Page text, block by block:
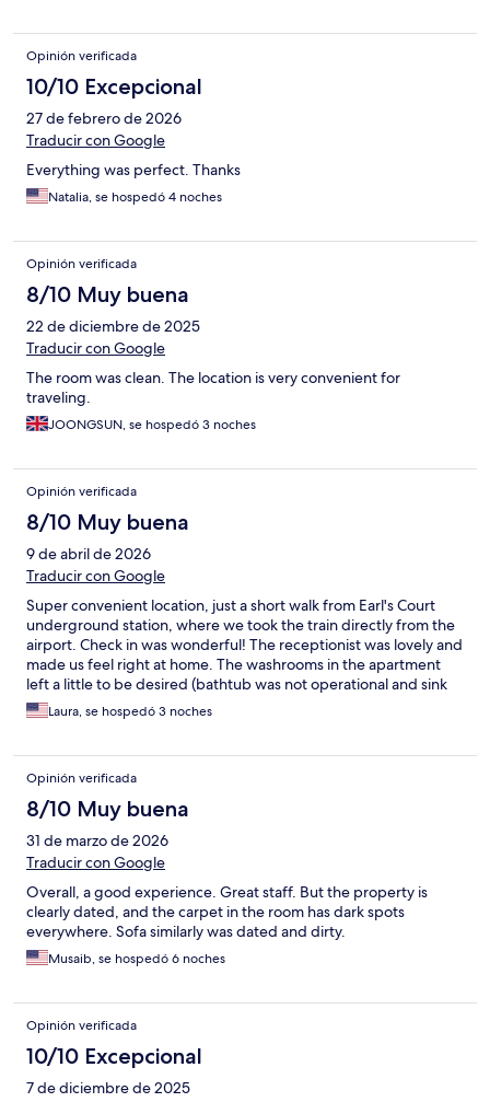
Opinión verificada
10/10 Excepcional
27 de febrero de 2026
Traducir con Google
Everything was perfect. Thanks
Natalia, se hospedó 4 noches
Opinión verificada
8/10 Muy buena
22 de diciembre de 2025
Traducir con Google
The room was clean. The location is very convenient for
traveling.
JOONGSUN, se hospedó 3 noches
Opinión verificada
8/10 Muy buena
9 de abril de 2026
Traducir con Google
Super convenient location, just a short walk from Earl's Court
underground station, where we took the train directly from the
airport. Check in was wonderful! The receptionist was lovely and
made us feel right at home. The washrooms in the apartment
left a little to be desired (bathtub was not operational and sink
stoppers did not work well) but otherwise very clean and well
equipped. The host was wonderful with communication. All in all
Laura, se hospedó 3 noches
Opinión verificada
8/10 Muy buena
31 de marzo de 2026
Traducir con Google
Overall, a good experience. Great staff. But the property is
clearly dated, and the carpet in the room has dark spots
everywhere. Sofa similarly was dated and dirty.
Musaib, se hospedó 6 noches
Opinión verificada
10/10 Excepcional
7 de diciembre de 2025